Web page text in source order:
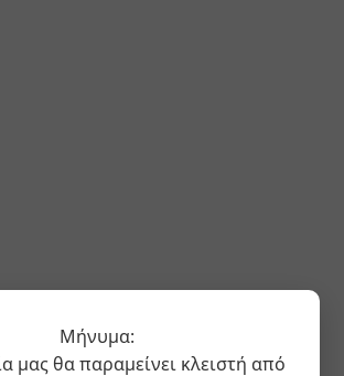
Μήνυμα:
μας θα παραμείνει κλειστή από